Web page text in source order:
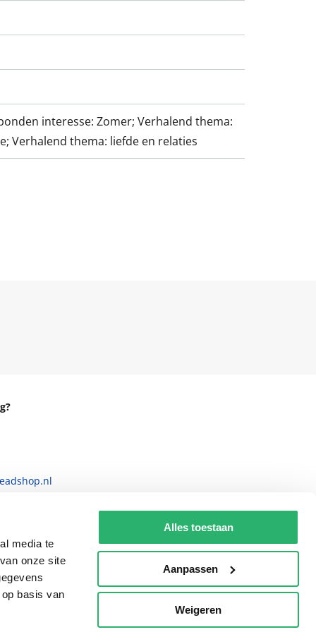
media te
onze site
basis van
Alles toestaan
Aanpassen
Weigeren
interesse: Zomer; Verhalend thema:
Verhalend thema: liefde en relaties